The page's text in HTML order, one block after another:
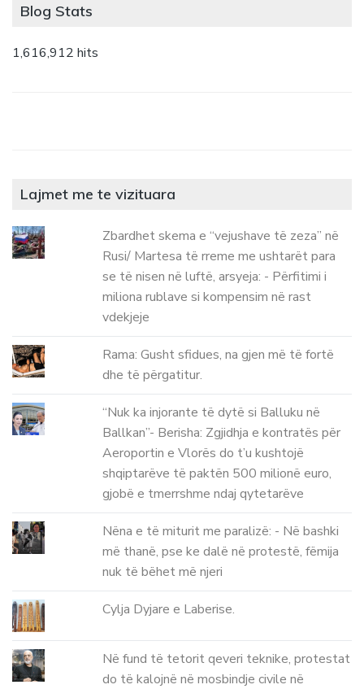
Blog Stats
1,616,912 hits
Lajmet me te vizituara
Zbardhet skema e “vejushave të zeza” në
Rusi/ Martesa të rreme me ushtarët para
se të nisen në luftë, arsyeja: - Përfitimi i
miliona rublave si kompensim në rast
vdekjeje
Rama: Gusht sfidues, na gjen më të fortë
dhe të përgatitur.
“Nuk ka injorante të dytë si Balluku në
Ballkan”- Berisha: Zgjidhja e kontratës për
Aeroportin e Vlorës do t’u kushtojë
shqiptarëve të paktën 500 milionë euro,
gjobë e tmerrshme ndaj qytetarëve
Nëna e të miturit me paralizë: - Në bashki
më thanë, pse ke dalë në protestë, fëmija
nuk të bëhet më njeri
Cylja Dyjare e Laberise.
Në fund të tetorit qeveri teknike, protestat
do të kalojnë në mosbindje civile në